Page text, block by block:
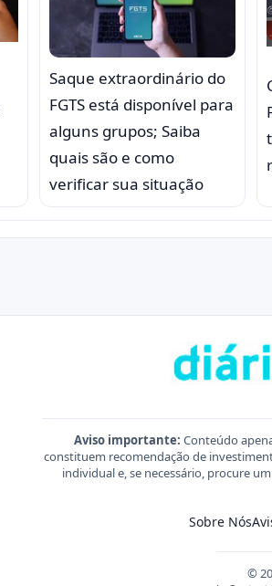
Saque extraordinário do
FGTS está disponível para
alguns grupos; Saiba
quais são e como
verificar sua situação
Aviso importante: Conteúdo
constituem recomendação de
individual e, se necessário, procure
Sobre Nós
©